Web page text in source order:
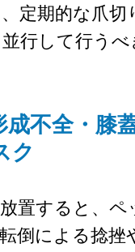
定期的な爪切
行して行う
不全・膝
ク
置すると、ペ
倒による捻挫